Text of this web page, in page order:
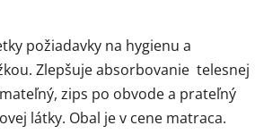
požiadavky na hygienu a
Zlepšuje absorbovanie telesnej
zips po obvode a prateľný
látky. Obal je v cene matraca.